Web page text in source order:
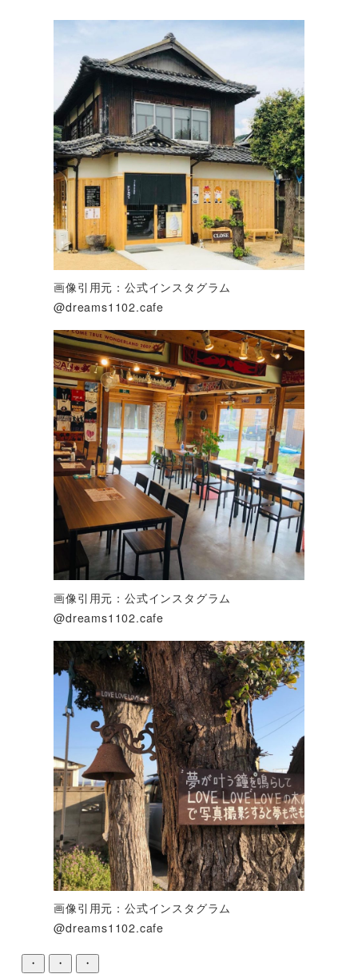
画像引用元：公式インスタグラム
@dreams1102.cafe
画像引用元：公式インスタグラム
@dreams1102.cafe
画像引用元：公式インスタグラム
@dreams1102.cafe
・ ・ ・